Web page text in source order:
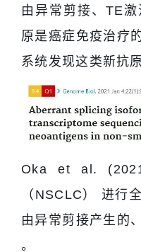
由异常剪接、TE
原是癌症免疫治疗
系统发现这类新抗
Oka et al.
（NSCLC） 进行
由异常剪接产生的
。